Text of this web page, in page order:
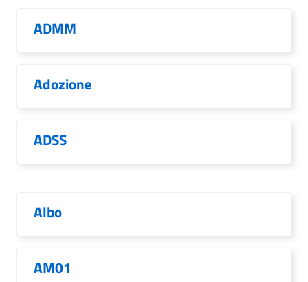
ADMM
Adozione
ADSS
Albo
AM01